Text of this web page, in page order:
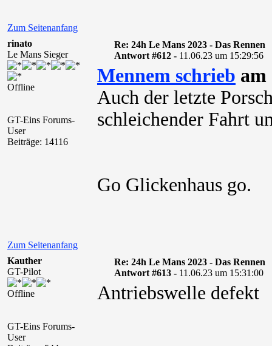
Zum Seitenanfang
rinato
Le Mans Sieger
Offline
GT-Eins Forums-
User
Beiträge: 14116
Re: 24h Le Mans 2023 - Das Rennen
Antwort #612 - 11.06.23 um 15:29:56
Mennem schrieb am
Auch der letzte
schleichender Fahrt
Go Glickenhaus go.
Zum Seitenanfang
Kauther
GT-Pilot
Offline
GT-Eins Forums-
User
Re: 24h Le Mans 2023 - Das Rennen
Antwort #613 - 11.06.23 um 15:31:00
Antriebswelle defekt